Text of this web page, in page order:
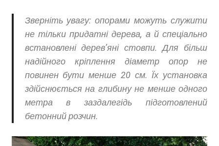
Зверніть увагу: опорами можуть служити
не тільки придатні дерева, а й спеціально
встановлені дерев’яні стовпи. Для більш
надійного кріплення діаметр опор не
повинен бути менше 20 см. Їх установка
здійснюється на глибину не менше одного
метра в заздалегідь підготовлений
бетонний розчин.